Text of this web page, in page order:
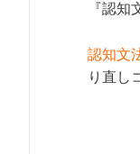
『認知
認知文
り直し